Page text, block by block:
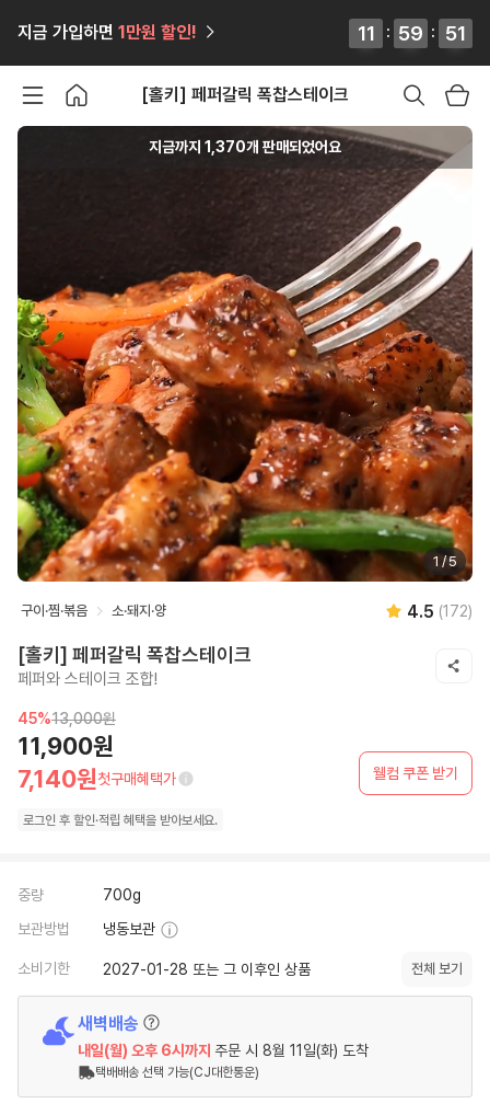
지금 가입하면 1만원 할인! 11
12
11
12 : 59
59
59
59 : 50
51
51
50
[홀키] 페퍼갈릭 폭찹스테이크
지금까지 1,370개 판매되었어요
1 /5
구이·찜·볶음 소·돼지·양 4.5 (172)
[홀키] 페퍼갈릭 폭찹스테이크
페퍼와 스테이크 조합!
45%13,000원
11,900원
7,140원첫구매혜택가 웰컴 쿠폰 받기
로그인 후 할인·적립 혜택을 받아보세요.
중량
700g
보관방법
냉동보관
소비기한 2027-01-28 또는 그 이후인 상품 전체 보기
새벽배송
내일(월) 오후 6시 까지 주문 시 8월 11일(화) 도착
택배배송 선택 가능(CJ대한통운)